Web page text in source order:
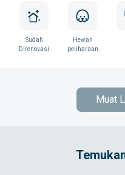
Sudah
Direnovasi
Hewan
peliharaan
Muat